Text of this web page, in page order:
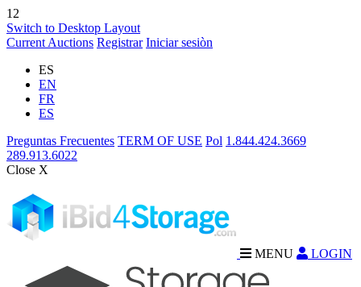
12
Switch to Desktop Layout
Current Auctions Registrar Iniciar sesiòn
ES
EN
FR
ES
Preguntas Frecuentes TERM OF USE Pol 1.844.424.3669
289.913.6022
Close X
MENU LOGIN